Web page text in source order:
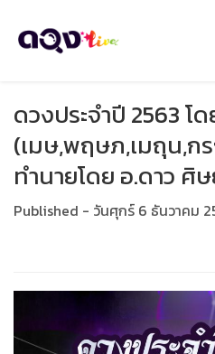
ดวงประจำปี 2563 โ
(เมษ,พฤษภ,เมถุน,ก
ทำนายโดย อ.ดาว ศิ
Published - วันศุกร์ 6 ธันวาคม